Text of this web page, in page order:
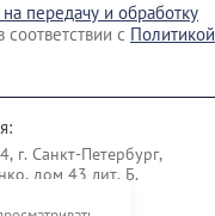
передачу и обработку
соответствии с Политикой
г. Санкт-Петербург,
дом 43 лит. Б.